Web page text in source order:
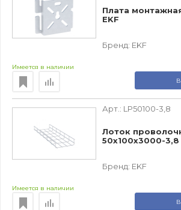
Плата
EKF
Бренд: EKF
Имеется в наличии
Арт.: LP50100-3,8
Лоток
50х100х3000-3,8
Бренд: EKF
Имеется в наличии